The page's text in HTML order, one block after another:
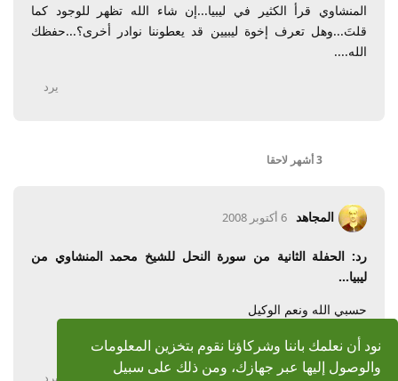
نود أن نعلمك باننا وشركاؤنا نقوم بتخزين المعلومات
والوصول إليها عبر جهازك، ومن ذلك على سبيل
المنشاوي قرأ الكثير في ليبيا...إن شاء الله تظهر للوجود كما
قلتَ...وهل تعرف إخوة ليبيين قد يعطوننا نوادر أخرى؟...حفظك
الله....
يرد
3 أشهر لاحقا
المجاهد 6 أكتوبر 2008
رد: الحفلة الثانية من سورة النحل للشيخ محمد المنشاوي من
ليبيا...
حسبي الله ونعم الوكيل
الملف غير موجود
يرد